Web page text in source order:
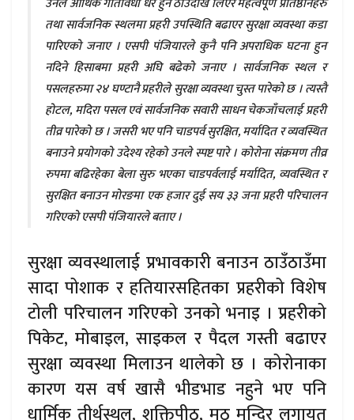
तथा सार्वजनिक स्थलमा प्रहरी उपस्थिति बढाएर सुरक्षा व्यवस्था कडा
पारिएको जनाए । एसपी पंजियारले कुनै पनि अपराधिक घटना हुन
नदिने हिसाबमा प्रहरी अघि बढेको जनाए । सार्वजनिक स्थल र
पसलहरुमा २४ घण्टानै प्रहरीले सुरक्षा व्यवस्था चुस्त पारेको छ । त्यस्तै
होटल, मदिरा पसल एवं सार्वजनिक सवारी साधन चेकजाँचलाई प्रहरी
तीव्र पारेको छ । जसरी भए पनि चाडपर्व सुरक्षित, मर्यादित र व्यवस्थित
बनाउने प्रयोगको उदेश्य रहेको उनले स्पष्ट पारे । कोरोना संक्रमण तीव्र
रुपमा बढिरहेका बेला सुरु भएका चाडपर्वलाई मर्यादित, व्यवस्थित र
सुरक्षित बनाउन मोरङमा एक हजार दुई सय ३३ जना प्रहरी परिचालन
गरिएको एसपी पंजियारले बताए ।
सुरक्षा व्यवस्थालाई प्रभावकारी बनाउन ठाउँठाउँमा
सादा पोशाक र हतियारसहितका प्रहरीको विशेष
टोली परिचालन गरिएको उनको भनाइ । प्रहरीको
पिकेट, मोबाइल, साइकल र पैदल गस्ती बढाएर
सुरक्षा व्यवस्था मिलाउन थालेको छ । कोरोनाका
कारण यस वर्ष खासै भीडभाड नहुने भए पनि